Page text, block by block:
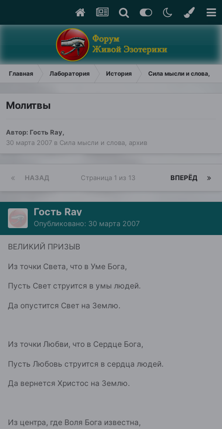
Главная Лаборатория История Сила мысли и слова,
Молитвы
Автор: Гость Ray,
30 марта 2007 в Сила мысли и слова, архив
НАЗАД ВПЕРЁД
Страница 1 из 13
Гость Ray
Опубликовано: 30 марта 2007
ВЕЛИКИЙ ПРИЗЫВ
Из точки Света, что в Уме Бога,
Пусть Свет струится в умы людей.
Да опустится Свет на Землю.
Из точки Любви, что в Сердце Бога,
Пусть Любовь струится в сердца людей.
Да вернется Христос на Землю.
Из центра, где Воля Бога известна,